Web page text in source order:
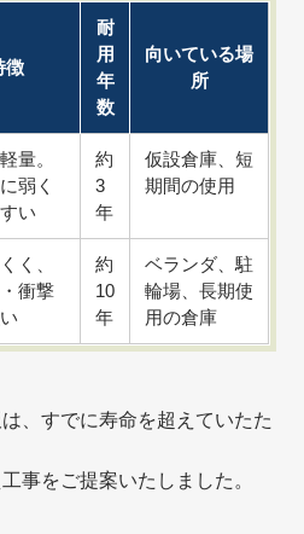
徴
耐
用
年
数
向いている場
所
量。
弱く
い
約
3
年
仮設倉庫、短
期間の使用
く、
衝撃
約
10
年
ベランダ、駐
輪場、長期使
用の倉庫
、すでに寿命を超えていたた
事をご提案いたしました。